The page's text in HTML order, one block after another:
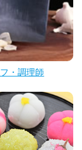
・調理師